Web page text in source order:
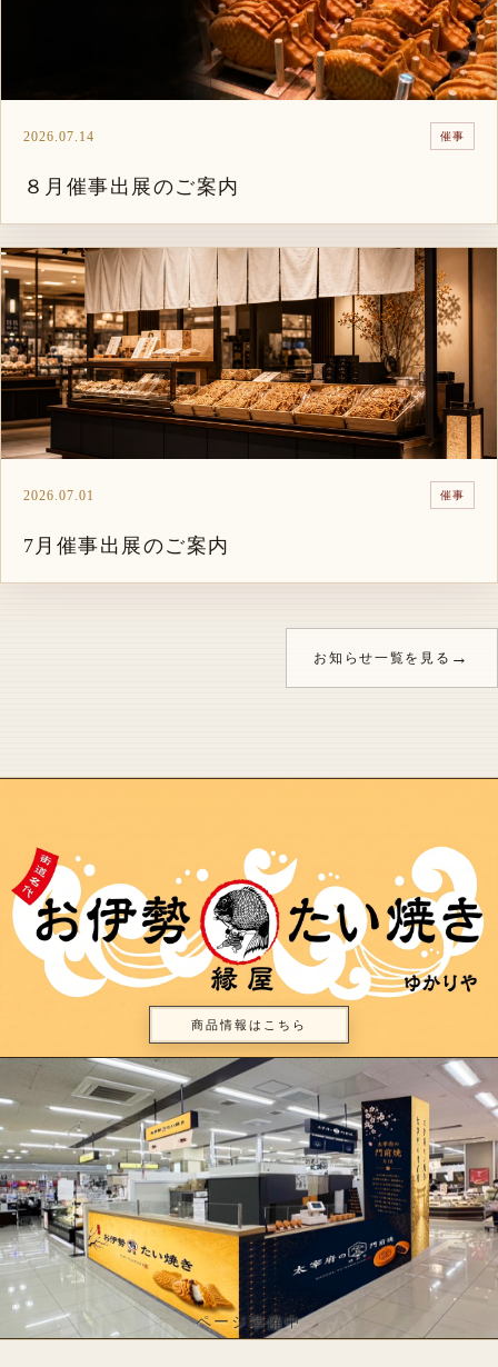
2026.07.14 催事
８月催事出展のご案内
2026.07.01 催事
7月催事出展のご案内
お知らせ一覧を見る →
商品情報はこちら
ページ準備中